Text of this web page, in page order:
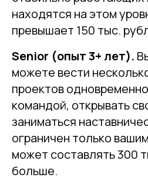
находятся на этом
превышает 150 тыс.
Senior (опыт 3+ лет).
можете вести
проектов
командой, открывать
заниматься
ограничен только
может составлять 300
больше.